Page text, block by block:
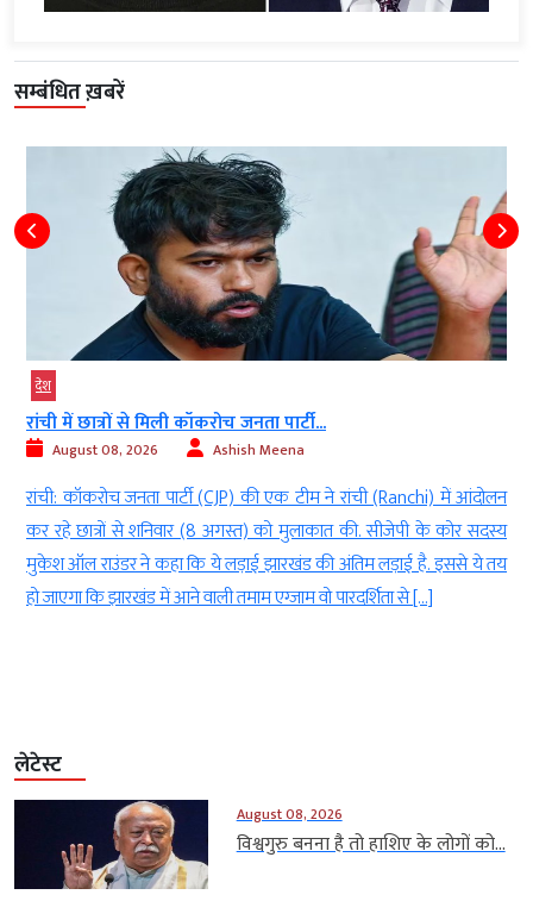
सम्बंधित ख़बरें
देश
रांची में छात्रों से मिली कॉकरोच जनता पार्टी...
August 08, 2026 Ashish Meena
रांची: कॉकरोच जनता पार्टी (CJP) की एक टीम ने रांची (Ranchi) में आंदोलन
कर रहे छात्रों से शनिवार (8 अगस्त) को मुलाकात की. सीजेपी के कोर सदस्य
मुकेश ऑल राउंडर ने कहा कि ये लड़ाई झारखंड की अंतिम लड़ाई है. इससे ये तय
हो जाएगा कि झारखंड में आने वाली तमाम एग्जाम वो पारदर्शिता से […]
लेटेस्ट
August 08, 2026
विश्वगुरु बनना है तो हाशिए के लोगों को...